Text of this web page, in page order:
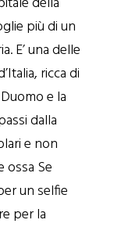
più di un
E’ una delle
ricca di
e la
dalla
e non
ossa Se
un selfie
per la